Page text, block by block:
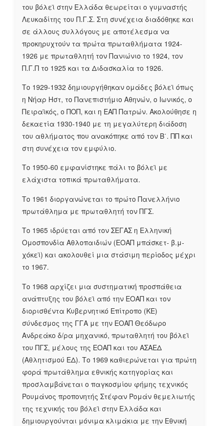
του βόλεϊ στην Ελλάδα θεωρείται ο γυμναστής
Λευκαδίτης του Π.Γ.Σ. Στη συνέχεια διαδόθηκε και
σε άλλους συλλόγους με αποτέλεσμα να
προκηρυχτούν τα πρώτα πρωταθλήματα 1924-
1926 με πρωταθλητή τον Πανιώνιο το 1924, τον
Π.Γ.Π το 1925 και τα Διδασκαλία το 1926.
Το 1929-1932 δημιουργήθηκαν ομάδες βόλεϊ όπως
η Νήαρ Ηστ, το Πανεπιστήμιο Αθηνών, ο Ιωνικός, ο
Πειραϊκός, ο ΠΟΠ, και η ΕΑΠ Πατρών. Ακολούθησε η
δεκαετία 1930-1940 με τη μεγαλύτερη διάδοση
του αθλήματος που ανακόπηκε από τον Β΄. ΠΠ και
στη συνέχεια τον εμφύλιο.
Το 1950-60 εμφανίστηκε πάλι το βόλεϊ με
ελάχιστα τοπικά πρωταθλήματα.
Το 1961 διοργανώνεται το πρώτο Πανελλήνιο
πρωτάθλημα με πρωταθλητή τον ΠΓΣ.
Το 1965 ιδρύεται από τον ΣΕΓΑΣ η Ελληνική
Ομοσπονδία Αθλοπαιδιών (ΕΟΑΠ μπάσκετ- β.μ-
χόκεϊ) και ακολουθεί μια στάσιμη περίοδος μέχρι
το 1967.
Το 1968 αρχίζει μια συστηματική προσπάθεια
ανάπτυξης του βόλεϊ από την ΕΟΑΠ και τον
διορισθέντα Κυβερνητικό Επίτροπο (ΚΕ)
σύνδεσμος της ΓΓΑ με την ΕΟΑΠ Θεόδωρο
Ανδρεάκο δ/ρα μηχανικό, πρωταθλητή του βόλεϊ
του ΠΓΣ, μέλους της ΕΟΑΠ και του ΑΣΑΕΔ
(Αθλητισμού ΕΔ). Το 1969 καθιερώνεται για πρώτη
φορά πρωτάθλημα εθνικής κατηγορίας και
προσλαμβάνεται ο παγκοσμίου φήμης τεχνικός
Ρουμάνος προπονητής Στέφαν Ρομάν θεμελιωτής
της τεχνικής του βόλεϊ στην Ελλάδα και
δημιουργούνται μόνιμα κλιμάκια με την Εθνική